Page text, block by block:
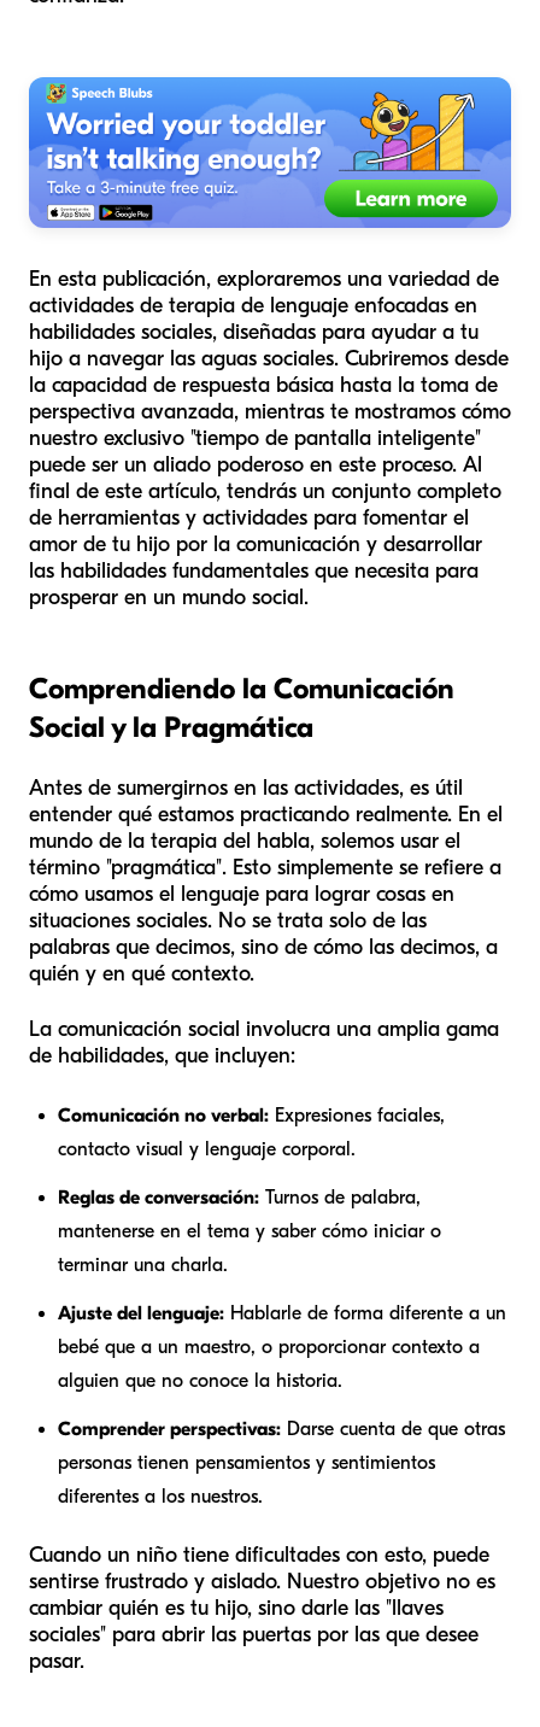
En esta publicación, exploraremos una variedad de
actividades de terapia de lenguaje enfocadas en
habilidades sociales, diseñadas para ayudar a tu
hijo a navegar las aguas sociales. Cubriremos desde
la capacidad de respuesta básica hasta la toma de
perspectiva avanzada, mientras te mostramos cómo
nuestro exclusivo "tiempo de pantalla inteligente"
puede ser un aliado poderoso en este proceso. Al
final de este artículo, tendrás un conjunto completo
de herramientas y actividades para fomentar el
amor de tu hijo por la comunicación y desarrollar
las habilidades fundamentales que necesita para
prosperar en un mundo social.
Comprendiendo la Comunicación
Social y la Pragmática
Antes de sumergirnos en las actividades, es útil
entender qué estamos practicando realmente. En el
mundo de la terapia del habla, solemos usar el
término "pragmática". Esto simplemente se refiere a
cómo usamos el lenguaje para lograr cosas en
situaciones sociales. No se trata solo de las
palabras que decimos, sino de cómo las decimos, a
quién y en qué contexto.
La comunicación social involucra una amplia gama
de habilidades, que incluyen:
Comunicación no verbal: Expresiones faciales,
contacto visual y lenguaje corporal.
Reglas de conversación: Turnos de palabra,
mantenerse en el tema y saber cómo iniciar o
terminar una charla.
Ajuste del lenguaje: Hablarle de forma diferente a un
bebé que a un maestro, o proporcionar contexto a
alguien que no conoce la historia.
Comprender perspectivas: Darse cuenta de que otras
personas tienen pensamientos y sentimientos
diferentes a los nuestros.
Cuando un niño tiene dificultades con esto, puede
sentirse frustrado y aislado. Nuestro objetivo no es
cambiar quién es tu hijo, sino darle las "llaves
sociales" para abrir las puertas por las que desee
pasar.